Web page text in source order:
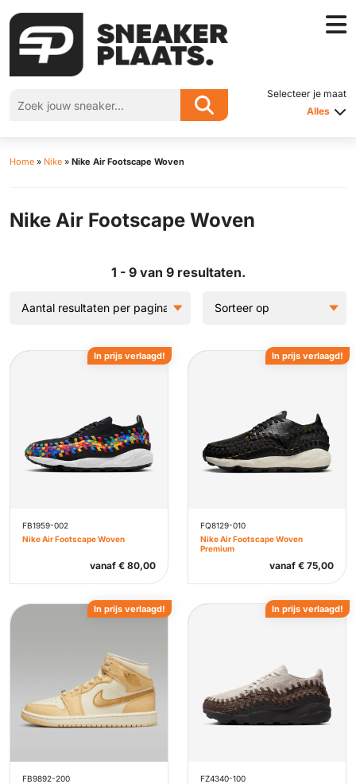
Selecteer je maat
Alles
Home » Nike » Nike Air Footscape Woven
Nike Air Footscape Woven
1 - 9 van 9 resultaten.
FB1959-002
Nike Air Footscape Woven
vanaf € 80,00
In prijs verlaagd!
FQ8129-010
Nike Air Footscape Woven
Premium
vanaf € 75,00
In prijs verlaagd!
FB9892-200
In prijs verlaagd!
FZ4340-100
In prijs verlaagd!